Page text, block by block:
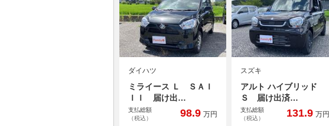
ダイハツ
ミライース Ｌ ＳＡＩ
ＩＩ 届け出…
支払総額
（税込）
98.9 万円
スズキ
アルト ハイブリッド
Ｓ 届け出済…
支払総額
（税込）
131.9 万円